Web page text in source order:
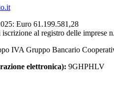
Euro 61.199.581,28
al registro delle imprese
IVA Gruppo Bancario
elettronica): 9GHPHLV